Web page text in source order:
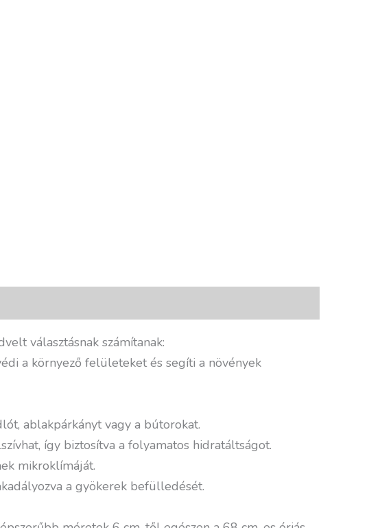
választásnak számítanak:
a környező felületeket és segíti a növények
ablakpárkányt vagy a bútorokat.
így biztosítva a folyamatos hidratáltságot.
mikroklímáját.
a gyökerek befülledését.